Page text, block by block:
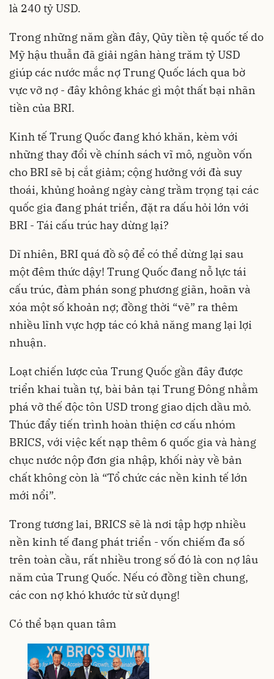
là 240 tỷ USD.
Trong những năm gần đây, Qũy tiền tệ quốc tế do
Mỹ hậu thuẫn đã giải ngân hàng trăm tỷ USD
giúp các nước mắc nợ Trung Quốc lách qua bờ
vực vỡ nợ - đây không khác gì một thất bại nhãn
tiền của BRI.
Kinh tế Trung Quốc đang khó khăn, kèm với
những thay đổi về chính sách vĩ mô, nguồn vốn
cho BRI sẽ bị cắt giảm; cộng hưởng với đà suy
thoái, khủng hoảng ngày càng trầm trọng tại các
quốc gia đang phát triển, đặt ra dấu hỏi lớn với
BRI - Tái cấu trúc hay dừng lại?
Dĩ nhiên, BRI quá đồ sộ để có thể dừng lại sau
một đêm thức dậy! Trung Quốc đang nỗ lực tái
cấu trúc, đàm phán song phương giãn, hoãn và
xóa một số khoản nợ; đồng thời “vẽ” ra thêm
nhiều lĩnh vực hợp tác có khả năng mang lại lợi
nhuận.
Loạt chiến lược của Trung Quốc gần đây được
triển khai tuần tự, bài bản tại Trung Đông nhằm
phá vỡ thế độc tôn USD trong giao dịch dầu mỏ.
Thúc đẩy tiến trình hoàn thiện cơ cấu nhóm
BRICS, với việc kết nạp thêm 6 quốc gia và hàng
chục nước nộp đơn gia nhập, khối này về bản
chất không còn là “Tổ chức các nền kinh tế lớn
mới nổi”.
Trong tương lai, BRICS sẽ là nơi tập hợp nhiều
nền kinh tế đang phát triển - vốn chiếm đa số
trên toàn cầu, rất nhiều trong số đó là con nợ lâu
năm của Trung Quốc. Nếu có đồng tiền chung,
các con nợ khó khước từ sử dụng!
Có thể bạn quan tâm